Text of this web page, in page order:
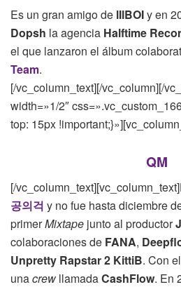
Es un gran amigo de lIlBOIy en
Dopsh la agencia Halftime
el que lanzaron el álbum
Team.
[/vc_column_text][/vc_column][/
width=»1/2″
top: 15px
QM
[/
공의걱 y no fue hasta diciembre
primerMixtape junto al productor
colaboraciones de FANA,
Unpretty Rapstar 2 KittiB. Con
unacrew llamadaCashFlow. En